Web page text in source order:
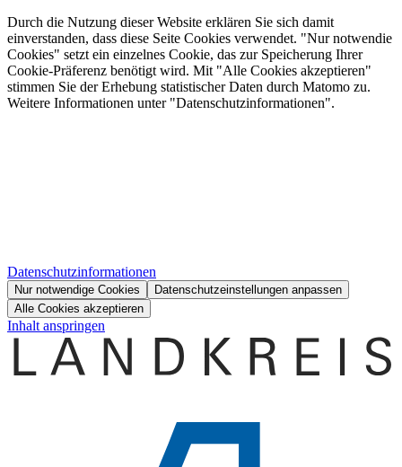
Durch die Nutzung dieser Website erklären Sie sich damit
einverstanden, dass diese Seite Cookies verwendet. "Nur notwendie
Cookies" setzt ein einzelnes Cookie, das zur Speicherung Ihrer
Cookie-Präferenz benötigt wird. Mit "Alle Cookies akzeptieren"
stimmen Sie der Erhebung statistischer Daten durch Matomo zu.
Weitere Informationen unter "Datenschutzinformationen".
Datenschutzinformationen
Nur notwendige Cookies
Datenschutzeinstellungen anpassen
Alle Cookies akzeptieren
Inhalt anspringen